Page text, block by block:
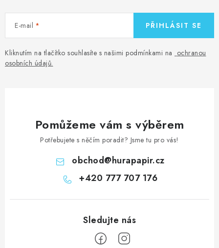
E-mail
Kliknutím na tlačítko souhlasíte s našimi podmínkami na ochranou
osobních údajů.
PŘIHLÁSIT SE
Pomůžeme vám s výběrem
Potřebujete s něčím poradit? Jsme tu pro vás!
obchod@hurapapir.cz
+420 777 707 176